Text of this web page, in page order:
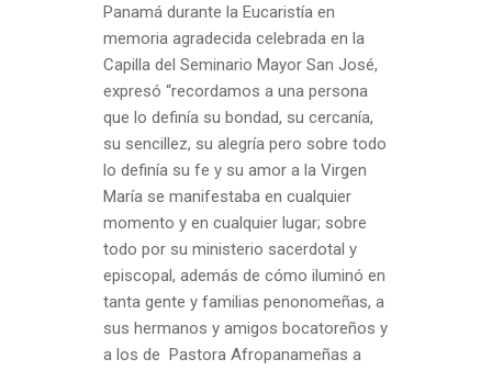
Panamá durante la Eucaristía en
memoria agradecida celebrada en la
Capilla del Seminario Mayor San José,
expresó “recordamos a una persona
que lo definía su bondad, su cercanía,
su sencillez, su alegría pero sobre todo
lo definía su fe y su amor a la Virgen
María se manifestaba en cualquier
momento y en cualquier lugar; sobre
todo por su ministerio sacerdotal y
episcopal, además de cómo iluminó en
tanta gente y familias penonomeñas, a
sus hermanos y amigos bocatoreños y
a los de Pastora Afropanameñas a